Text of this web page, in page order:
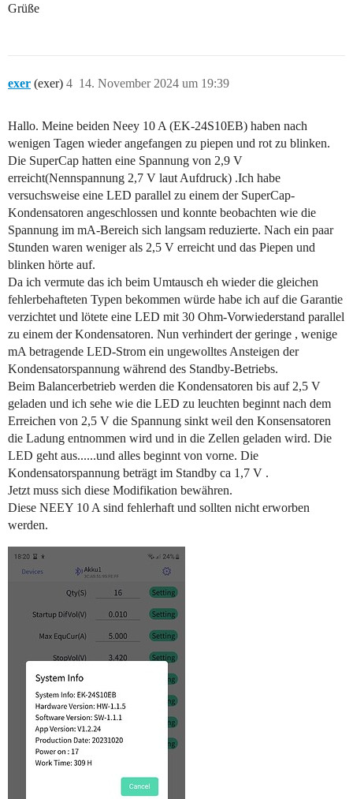
Grüße
exer (exer) 14. November 2024 um 19:39
4
Hallo. Meine beiden Neey 10 A (EK-24S10EB) haben nach
wenigen Tagen wieder angefangen zu piepen und rot zu blinken.
Die SuperCap hatten eine Spannung von 2,9 V
erreicht(Nennspannung 2,7 V laut Aufdruck) .Ich habe
versuchsweise eine LED parallel zu einem der SuperCap-
Kondensatoren angeschlossen und konnte beobachten wie die
Spannung im mA-Bereich sich langsam reduzierte. Nach ein paar
Stunden waren weniger als 2,5 V erreicht und das Piepen und
blinken hörte auf.
Da ich vermute das ich beim Umtausch eh wieder die gleichen
fehlerbehafteten Typen bekommen würde habe ich auf die Garantie
verzichtet und lötete eine LED mit 30 Ohm-Vorwiederstand parallel
zu einem der Kondensatoren. Nun verhindert der geringe , wenige
mA betragende LED-Strom ein ungewolltes Ansteigen der
Kondensatorspannung während des Standby-Betriebs.
Beim Balancerbetrieb werden die Kondensatoren bis auf 2,5 V
geladen und ich sehe wie die LED zu leuchten beginnt nach dem
Erreichen von 2,5 V die Spannung sinkt weil den Konsensatoren
die Ladung entnommen wird und in die Zellen geladen wird. Die
LED geht aus......und alles beginnt von vorne. Die
Kondensatorspannung beträgt im Standby ca 1,7 V .
Jetzt muss sich diese Modifikation bewähren.
Diese NEEY 10 A sind fehlerhaft und sollten nicht erworben
werden.